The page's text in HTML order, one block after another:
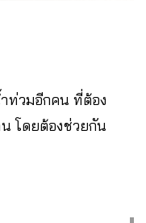
ท่วมอีกคน ที่ต้อง
โดยต้องช่วยกัน